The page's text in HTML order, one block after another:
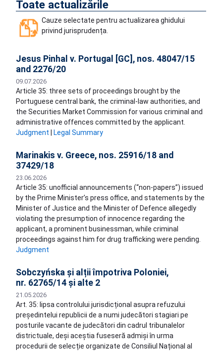
Toate actualizările
Cauze selectate pentru actualizarea ghidului
privind jurisprudența.
Jesus Pinhal v. Portugal [GC], nos. 48047/15
and 2276/20
09.07.2026
Article 35: three sets of proceedings brought by the
Portuguese central bank, the criminal-law authorities, and
the Securities Market Commission for various criminal and
administrative offences committed by the applicant.
Judgment
Legal Summary
Marinakis v. Greece, nos. 25916/18 and
37429/18
23.06.2026
Article 35: unofficial announcements (“non-papers”) issued
by the Prime Minister’s press office, and statements by the
Minister of Justice and the Minister of Defence allegedly
violating the presumption of innocence regarding the
applicant, a prominent businessman, while criminal
proceedings against him for drug trafficking were pending.
Judgment
Sobczyńska și alții împotriva Poloniei,
nr. 62765/14 și alte 2
21.05.2026
Art. 35: lipsa controlului jurisdicțional asupra refuzului
președintelui republicii de a numi judecători stagiari pe
posturile vacante de judecători din cadrul tribunalelor
districtuale, deși aceștia fuseseră admiși în urma
procedurii de selecție organizate de Consiliul Național al